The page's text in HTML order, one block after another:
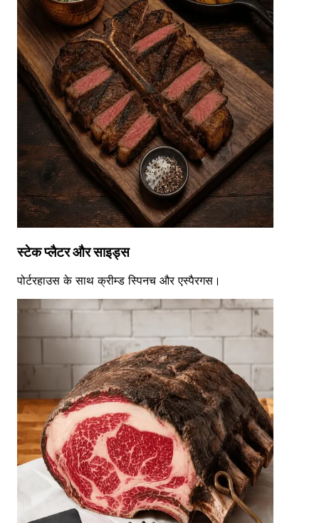
स्टेक प्लैटर और साइड्स
पोर्टरहाउस के साथ क्रीम्ड स्पिनच और एस्पैरगस।